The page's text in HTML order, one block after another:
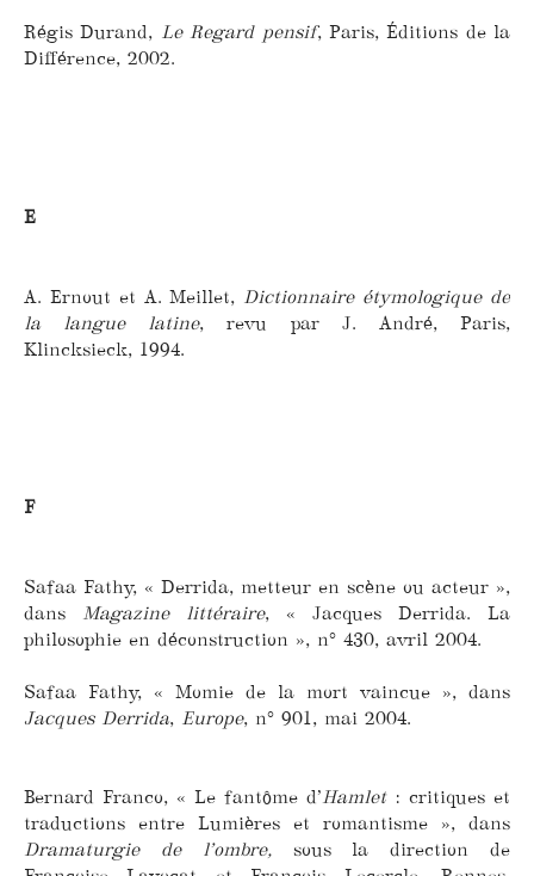
Régis Durand, Le Regard pensif, Paris, Éditions de la
Différence, 2002.
E
A. Ernout et A. Meillet, Dictionnaire étymologique de
la langue latine, revu par J. André, Paris,
Klincksieck, 1994.
F
Safaa Fathy, « Derrida, metteur en scène ou acteur »,
dans Magazine littéraire, « Jacques Derrida. La
philosophie en déconstruction », n° 430, avril 2004.
Safaa Fathy, « Momie de la mort vaincue », dans
Jacques Derrida, Europe, n° 901, mai 2004.
Bernard Franco, « Le fantôme d’Hamlet: critiques et
traductions entre Lumières et romantisme », dans
Dramaturgie de l’ombre,sous la direction de